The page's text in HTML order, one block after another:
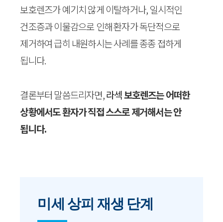
보호렌즈가 예기치 않게 이탈하거나, 일시적인
건조증과 이물감으로 인해 환자가 독단적으로
제거하여 급히 내원하시는 사례를 종종 접하게
됩니다.
결론부터 말씀드리자면,라섹보호렌즈는 어떠한
상황에서도 환자가 직접 스스로 제거해서는 안
됩니다.
미세 상피 재생 단계